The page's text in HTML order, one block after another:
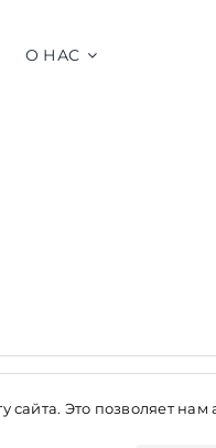
О НАС
Это позволяет